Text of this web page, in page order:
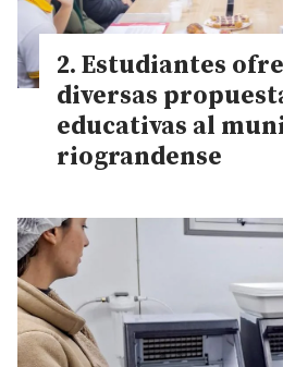
Estudiantes
diversas
educativas al
riograndense